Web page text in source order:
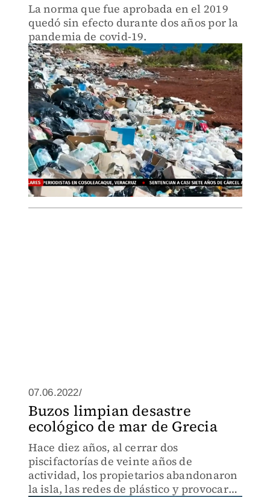
La norma que fue aprobada en el 2019
quedó sin efecto durante dos años por la
pandemia de covid-19.
07.06.2022/
Buzos limpian desastre
ecológico de mar de Grecia
Hace diez años, al cerrar dos
piscifactorías de veinte años de
actividad, los propietarios abandonaron
la isla, las redes de plástico y provocaron